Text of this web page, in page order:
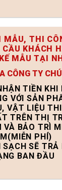
THI
CẦU KHÁCH
MẪU TẠI
CÔNG TY
TIỀN KHI
VỚI SẢN
VẬT LIỆU
TRÊN THỊ
BẢO TRÌ
PHÍ)
SẼ TRẢ
BAN ĐẦU